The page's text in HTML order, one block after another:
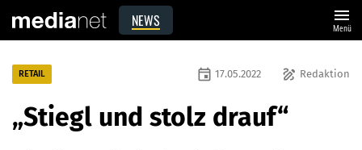
NEWS menu
Menü
RETAIL draw Redaktion
event 17.05.2022
„Stiegl und stolz drauf“